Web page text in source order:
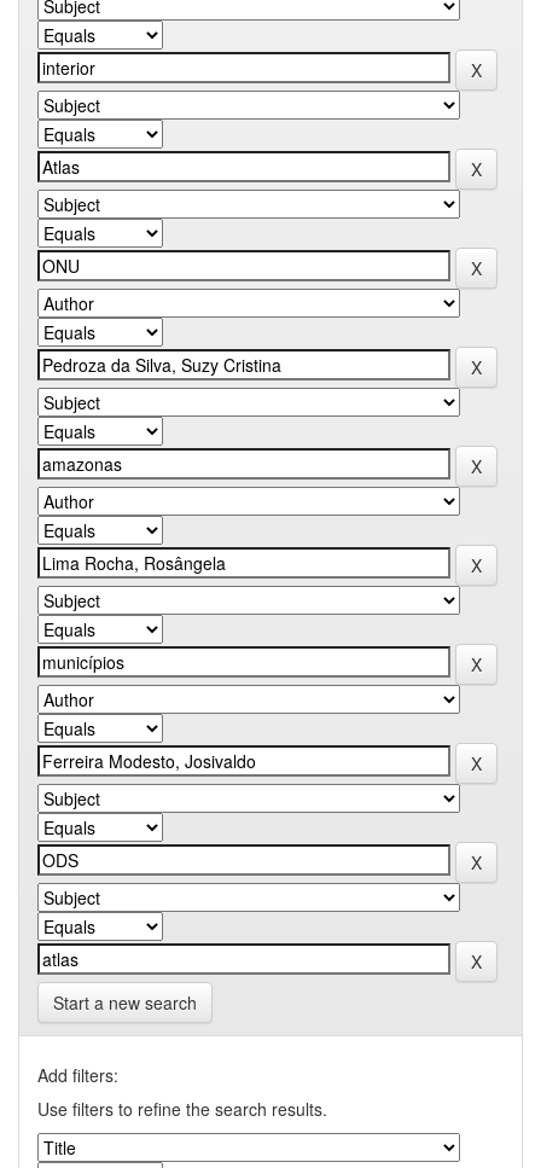
Start a new search
Add filters:
Use filters to refine the search results.